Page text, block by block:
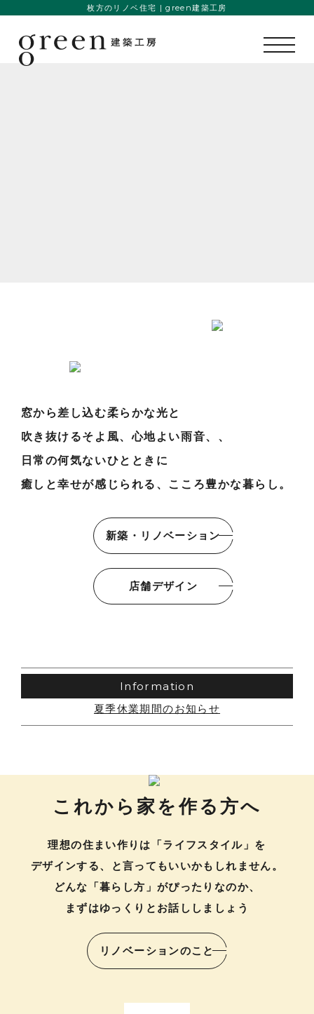
事例紹介
お知らせ
リノベーションとは
採用情報
よくあるご質問
枚方のリノベ住宅 | green建築工房
窓から差し込む柔らかな光と
吹き抜けるそよ風、心地よい雨音、、
日常の何気ないひとときに
癒しと幸せが感じられる、こころ豊かな暮らし。
新築・リノベーション
店舗デザイン
Information
夏季休業期間のお知らせ
これから家を作る方へ
理想の住まい作りは「ライフスタイル」を
デザインする、と言ってもいいかもしれません。
どんな「暮らし方」がぴったりなのか、
まずはゆっくりとお話ししましょう
リノベーションのこと